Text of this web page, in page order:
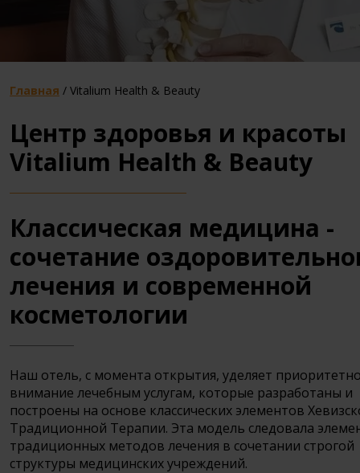
Главная / Vitalium Health & Beauty
Центр здоровья и красоты
Vitalium Health & Beauty
Классическая медицина -
сочетание
лечения и современной
косметологии
Наш отель, с момента открытия, уделяет
внимание лечебным услугам, которые разработаны и
построены на основе классических элементов
Традиционной Терапии. Эта модель следовала
традиционных методов лечения в сочетании строгой
структуры медицинских учреждений.